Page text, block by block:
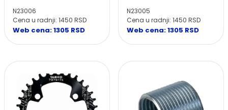
N23006
Cena u radnji: 1450 RSD
Web cena: 1305 RSD
N23005
Cena u radnji: 1450 RSD
Web cena: 1305 RSD